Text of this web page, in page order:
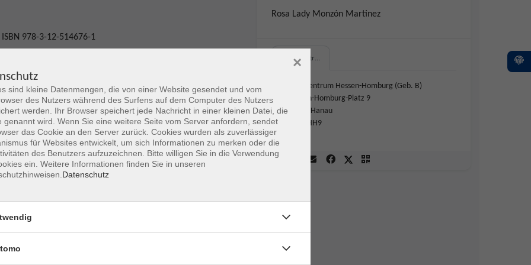
978-3-12-514676-1
vertraute Ausdrücke aus dem Alltag und können sich
Gespräche führen, wenn Ihr Gesprächspartner
Stufe A1 können Sie Ihre Kenntnisse mit einem
sich nach dem Gemeinsamen Europäischen
um Ihre Sprachkenntnisse zu prüfen, s.
für Sie und uns als Orientierungshilfe.
fällt er aus. So war es früher. Heute gibt es zwei
Rosa Lady Monzón Martinez
Schulzentr…
Schulzentrum Hessen-Homburg (Geb. B)
Hessen-Homburg-Platz 9
63452 Hanau
B114 HH9
sind kleine Datenmengen, die von einer Website gesendet und vom
des Nutzers während des Surfens auf dem Computer des Nutzers
werden. Ihr Browser speichert jede Nachricht in einer kleinen Datei, die
genannt wird. Wenn Sie eine weitere Seite vom Server anfordern, sendet
das Cookie an den Server zurück. Cookies wurden als zuverlässiger
für Websites entwickelt, um sich Informationen zu merken oder die
des Benutzers aufzuzeichnen. Bitte willigen Sie in die Verwendung
ein. Weitere Informationen finden Sie in unseren
Datenschutz
×